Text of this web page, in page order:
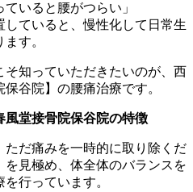
いると腰がつらい」
ていると、慢性化して日常生
す。
知っていただきたいのが、西
谷院】の腰痛治療です。
風堂接骨院保谷院の特徴
だ痛みを一時的に取り除くだ
見極め、体全体のバランスを
行っています。